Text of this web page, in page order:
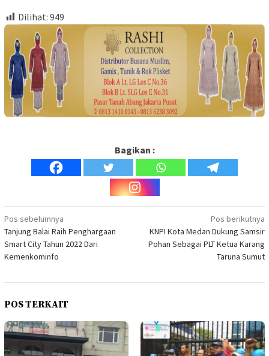
Dilihat: 949
Bagikan :
Navigasi
pos
Pos sebelumnya
Tanjung Balai Raih Penghargaan
Smart City Tahun 2022 Dari
Kemenkominfo
Pos berikutnya
KNPI Kota Medan Dukung Samsir
Pohan Sebagai PLT Ketua Karang
Taruna Sumut
POS TERKAIT